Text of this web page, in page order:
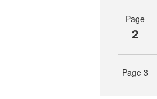
Page
2
Page 3